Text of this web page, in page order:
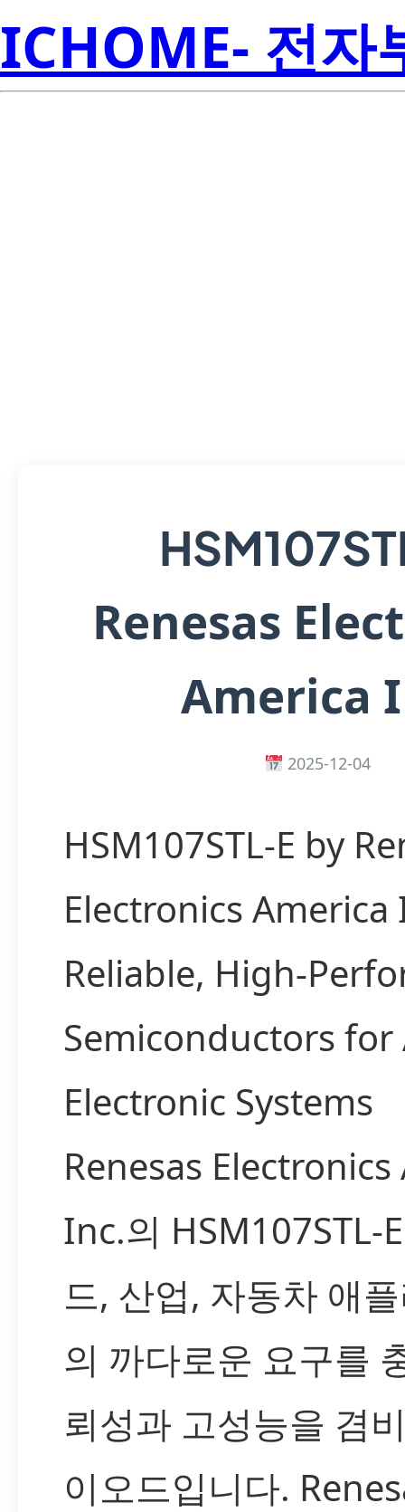
ICHOME- 전자
Renesas
America
2025-12-04
HSM107STL-E by
Electronics
Reliable, High-
Semiconductors for
Electronic Systems
Renesas
Inc.의 HSM107STL-
드, 산업, 자동차 애
의 까다로운 요구를
뢰성과 고성능을 겸
이오드입니다.